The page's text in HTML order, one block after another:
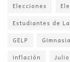
Elecciones
Estudiantes de
GELP
inflación